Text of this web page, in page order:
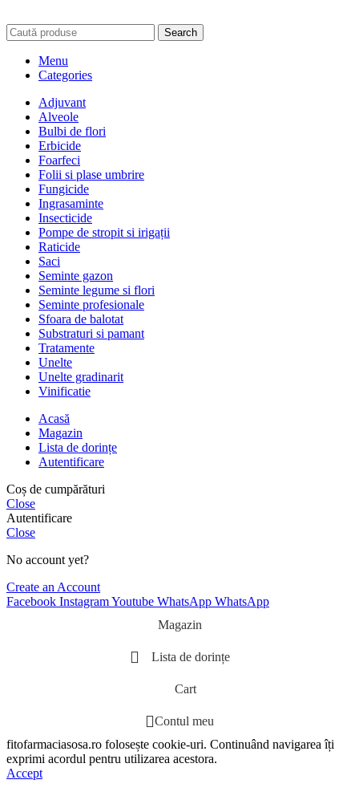
Search
Menu
Categories
Adjuvant
Alveole
Bulbi de flori
Erbicide
Foarfeci
Folii si plase umbrire
Fungicide
Ingrasaminte
Insecticide
Pompe de stropit si irigații
Raticide
Saci
Seminte gazon
Seminte legume si flori
Seminte profesionale
Sfoara de balotat
Substraturi si pamant
Tratamente
Unelte
Unelte gradinarit
Vinificatie
Acasă
Magazin
Lista de dorințe
Autentificare
Coș de cumpărături
Close
Autentificare
Close
No account yet?
Create an Account
Facebook InstagramYoutube WhatsApp WhatsApp
Magazin
Lista de dorințe
Cart
Contul meu
fitofarmaciasosa.ro folosește cookie-uri. Continuând navigarea îți
exprimi acordul pentru utilizarea acestora.
Accept